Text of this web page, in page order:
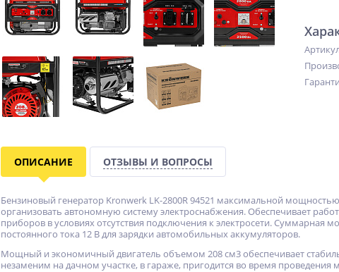
ОПИСАНИЕ ОТЗЫВЫ И ВОПРОСЫ
Бензиновый генератор Kronwerk LK-2800R 94521 максимальной
организовать автономную систему электроснабжения. Обеспечивает
приборов в условиях отсутствия подключения к электросети.
постоянного тока 12 В для зарядки автомобильных аккумуляторов.
Мощный и экономичный двигатель объемом 208 см3 обеспечивает
незаменим на дачном участке, в гараже, пригодится во время проведения